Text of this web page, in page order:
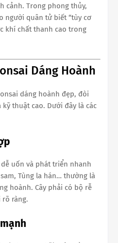
cảnh. Trong phong thủy,
người quân tử biết “tùy cơ
khí chất thanh cao trong
Dáng Hoành
dáng hoành đẹp, đòi
thuật cao. Dưới đây là các
uốn và phát triển nhanh
Tùng la hán… thường là
hoành. Cây phải có bộ rễ
rõ ràng.